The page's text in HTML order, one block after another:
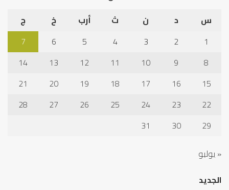
س
د ن ث أرب خ
ج
1
2
3
4
5
6
7
8
9
10
11
12
13
14
15
16
17
18
19
20
21
22
23
24
25
26
27
28
29
30
31
« يوليو
الجديد